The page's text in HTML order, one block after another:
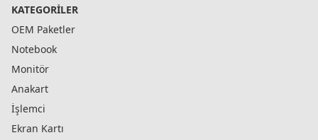
KATEGORILER
OEM Paketler
Notebook
Monitör
Anakart
İşlemci
Ekran Kartı